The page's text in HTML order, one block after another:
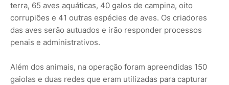
terra, 65 aves aquáticas, 40 galos de campina, oito
corrupiões e 41 outras espécies de aves. Os criadores
das aves serão autuados e irão responder processos
penais e administrativos.
Além dos animais, na operação foram apreendidas 150
gaiolas e duas redes que eram utilizadas para capturar